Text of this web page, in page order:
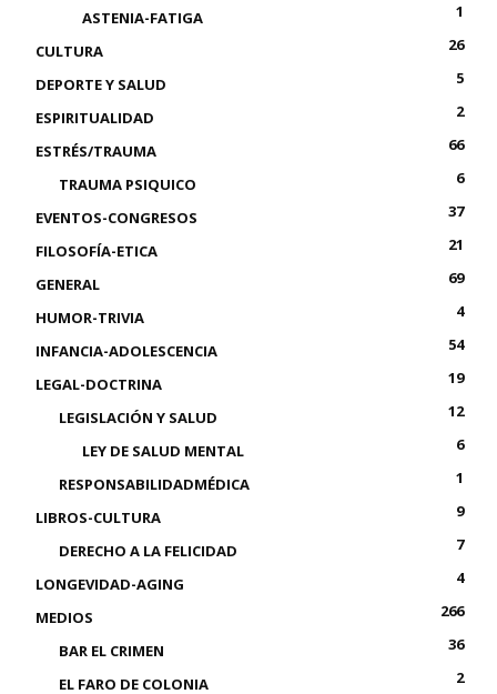
ASTENIA-FATIGA
1
CULTURA
26
DEPORTE Y SALUD
5
ESPIRITUALIDAD
2
ESTRÉS/TRAUMA
66
TRAUMA PSIQUICO
6
EVENTOS-CONGRESOS
37
FILOSOFÍA-ETICA
21
GENERAL
69
HUMOR-TRIVIA
4
INFANCIA-ADOLESCENCIA
54
LEGAL-DOCTRINA
19
LEGISLACIÓN Y SALUD
12
LEY DE SALUD MENTAL
6
RESPONSABILIDADMÉDICA
1
LIBROS-CULTURA
9
DERECHO A LA FELICIDAD
7
LONGEVIDAD-AGING
4
MEDIOS
266
BAR EL CRIMEN
36
EL FARO DE COLONIA
2